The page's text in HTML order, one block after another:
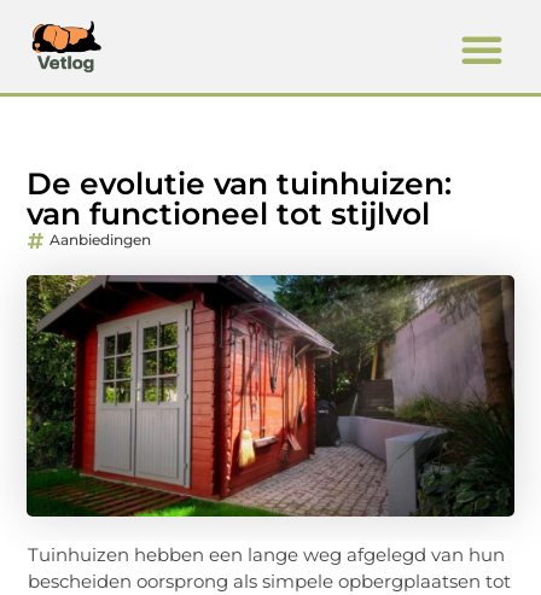
De evolutie van tuinhuizen:
van functioneel tot stijlvol
Aanbiedingen
Tuinhuizen hebben een lange weg afgelegd van hun
bescheiden oorsprong als simpele opbergplaatsen tot